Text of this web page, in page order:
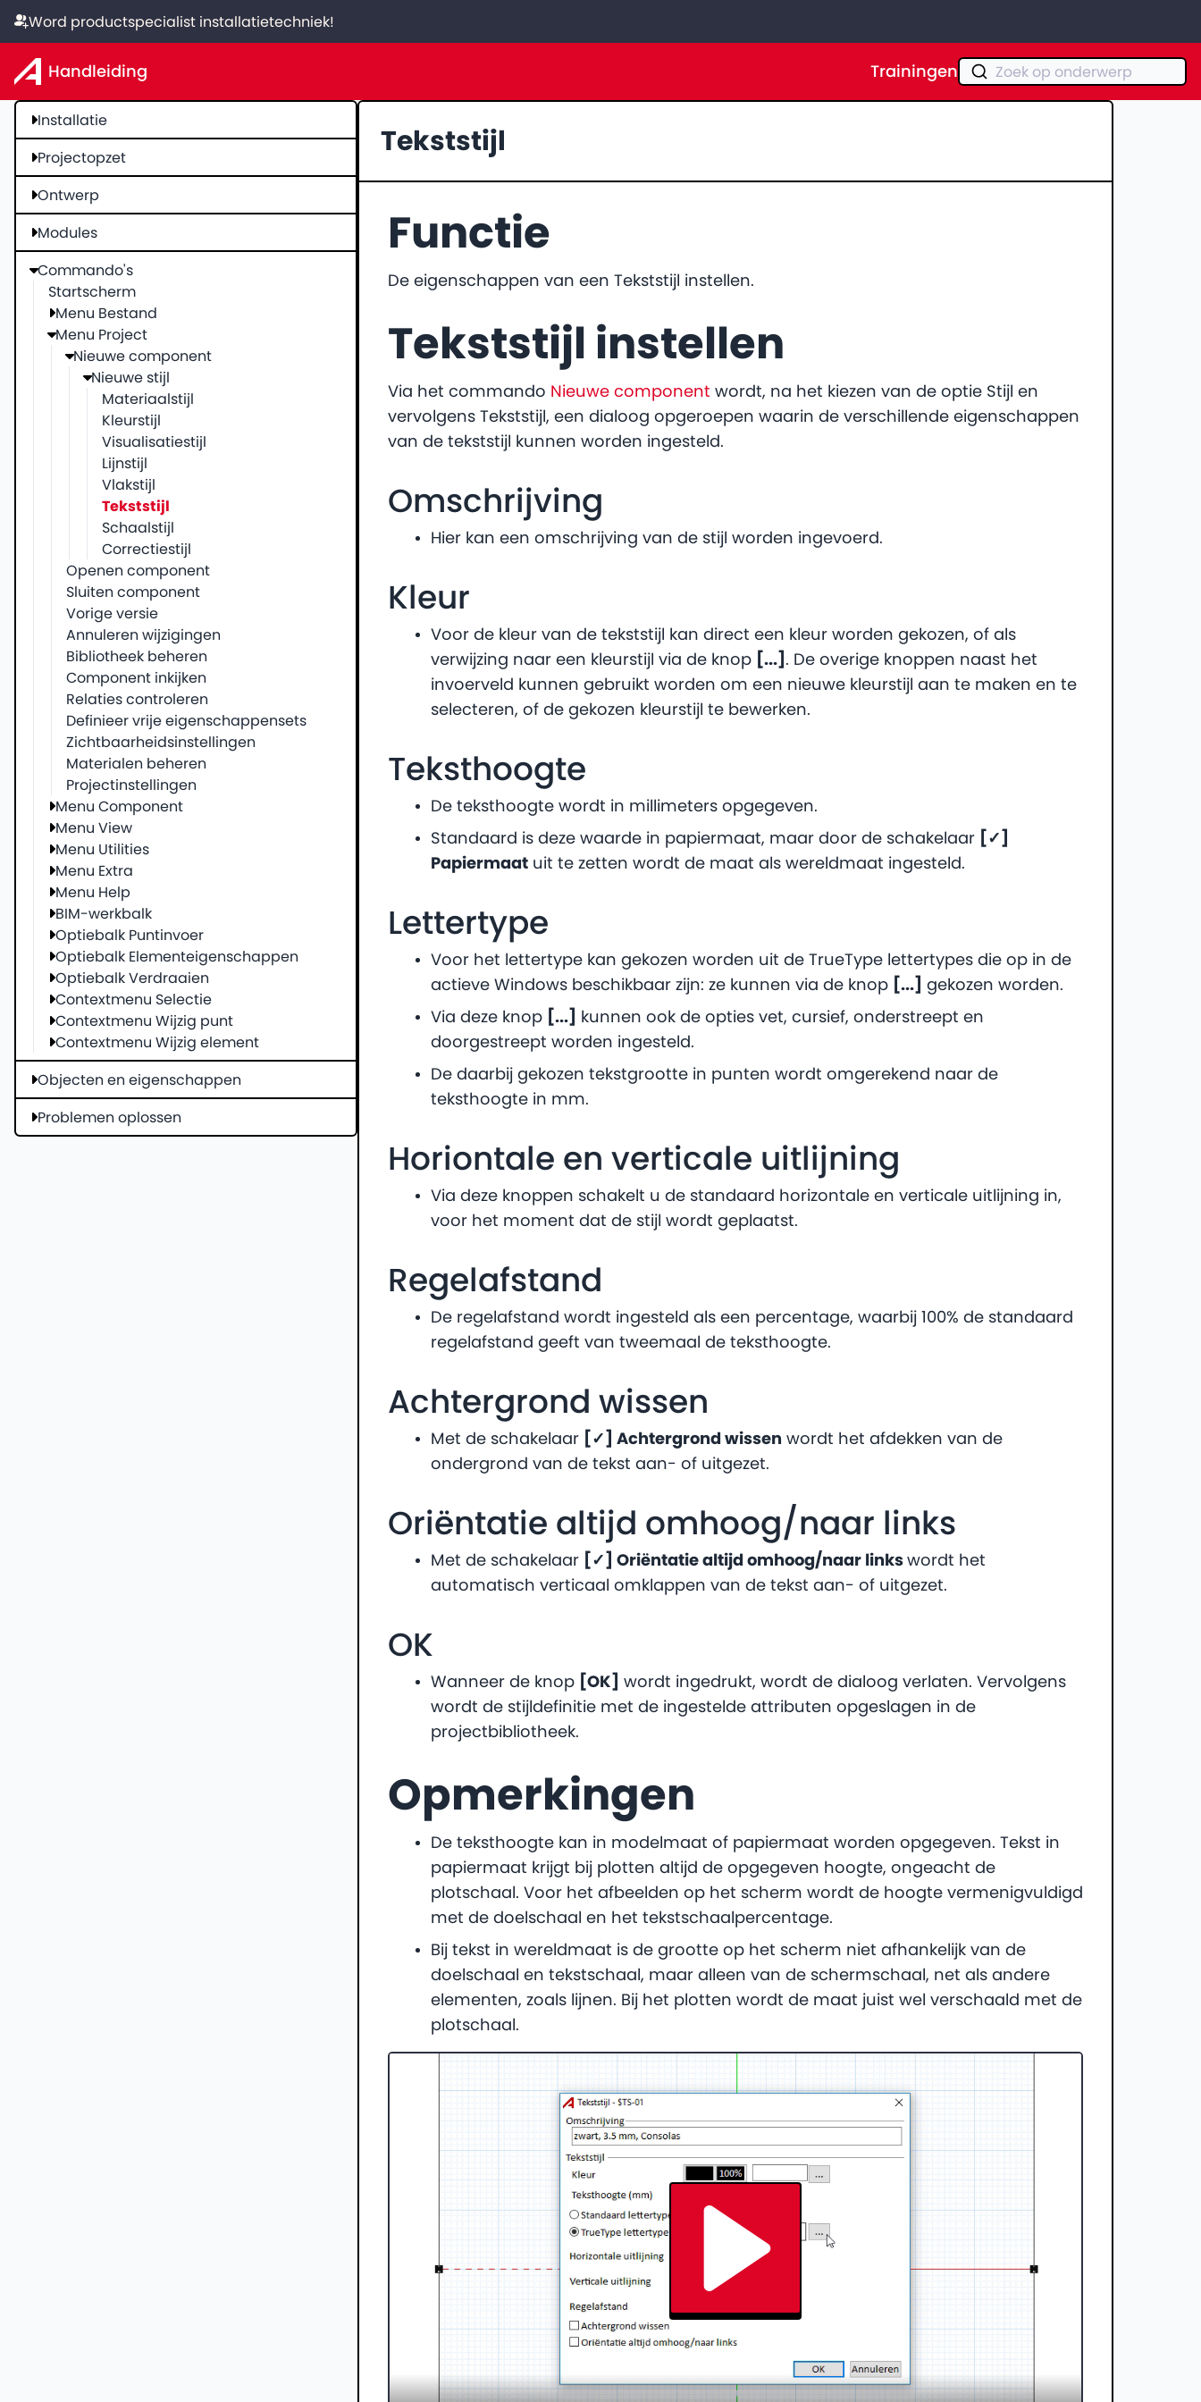
Word productspecialist installatietechniek!
Handleiding Trainingen Zoek op onderwerp
Installatie
Projectopzet
Ontwerp
Modules
Commando's
Startscherm
Menu Bestand
Menu Project
Nieuwe component
Nieuwe stijl
Materiaalstijl
Kleurstijl
Visualisatiestijl
Lijnstijl
Vlakstijl
Tekststijl
Schaalstijl
Correctiestijl
Openen component
Sluiten component
Vorige versie
Annuleren wijzigingen
Bibliotheek beheren
Component inkijken
Relaties controleren
Definieer vrije eigenschappensets
Zichtbaarheidsinstellingen
Materialen beheren
Projectinstellingen
Menu Component
Menu View
Menu Utilities
Menu Extra
Menu Help
BIM-werkbalk
Optiebalk Puntinvoer
Optiebalk Elementeigenschappen
Optiebalk Verdraaien
Contextmenu Selectie
Contextmenu Wijzig punt
Contextmenu Wijzig element
Objecten en eigenschappen
Problemen oplossen
Tekststijl
Functie
De eigenschappen van een Tekststijl instellen.
Tekststijl instellen
Via het commando Nieuwe component wordt, na het kiezen van de optie Stijl en
vervolgens Tekststijl, een dialoog opgeroepen waarin de verschillende eigenschappen
van de tekststijl kunnen worden ingesteld.
Omschrijving
Hier kan een omschrijving van de stijl worden ingevoerd.
Kleur
Voor de kleur van de tekststijl kan direct een kleur worden gekozen, of als
verwijzing naar een kleurstijl via de knop
[...] . De overige knoppen naast het
invoerveld kunnen gebruikt worden om een nieuwe kleurstijl aan te maken en te
selecteren, of de gekozen kleurstijl te bewerken.
Teksthoogte
De teksthoogte wordt in millimeters opgegeven.
Standaard is deze waarde in papiermaat, maar door de schakelaar
[✓]
Papiermaat uit te zetten wordt de maat als wereldmaat ingesteld.
Lettertype
Voor het lettertype kan gekozen worden uit de TrueType lettertypes die op in de
actieve Windows beschikbaar zijn: ze kunnen via de knop
[...]
gekozen worden.
Via deze knop
[...]
kunnen ook de opties vet, cursief, onderstreept en
doorgestreept worden ingesteld.
De daarbij gekozen tekstgrootte in punten wordt omgerekend naar de
teksthoogte in mm.
Horiontale en verticale uitlijning
Via deze knoppen schakelt u de standaard horizontale en verticale uitlijning in,
voor het moment dat de stijl wordt geplaatst.
Regelafstand
De regelafstand wordt ingesteld als een percentage, waarbij 100% de standaard
regelafstand geeft van tweemaal de teksthoogte.
Achtergrond wissen
Met de schakelaar [✓] Achtergrond wissen wordt het afdekken van de
ondergrond van de tekst aan- of uitgezet.
Oriëntatie altijd omhoog/naar links
Met de schakelaar [✓] Oriëntatie altijd omhoog/naar links wordt het
automatisch verticaal omklappen van de tekst aan- of uitgezet.
OK
Wanneer de knop [OK]
wordt ingedrukt, wordt de dialoog verlaten. Vervolgens
wordt de stijldefinitie met de ingestelde attributen opgeslagen in de
projectbibliotheek.
Opmerkingen
De teksthoogte kan in modelmaat of papiermaat worden opgegeven. Tekst in
papiermaat krijgt bij plotten altijd de opgegeven hoogte, ongeacht de
plotschaal. Voor het afbeelden op het scherm wordt de hoogte vermenigvuldigd
met de doelschaal en het tekstschaalpercentage.
Bij tekst in wereldmaat is de grootte op het scherm niet afhankelijk van de
doelschaal en tekstschaal, maar alleen van de schermschaal, net als andere
elementen, zoals lijnen. Bij het plotten wordt de maat juist wel verschaald met de
plotschaal.